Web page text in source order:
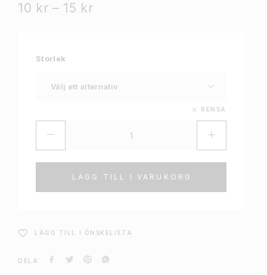
10 kr – 15 kr
Storlek
RENSA
LÄGG TILL I VARUKORG
LÄGG TILL I ÖNSKELISTA
DELA